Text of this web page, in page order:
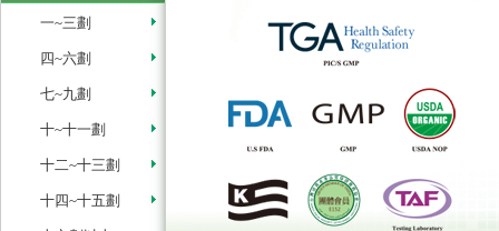
一~三劃
四~六劃
七~九劃
十~十一劃
十二~十三劃
十四~十五劃